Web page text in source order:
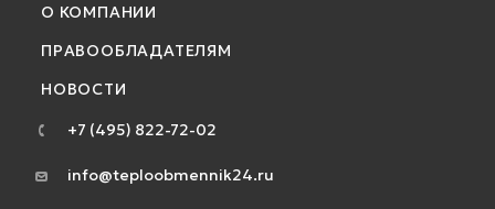
О КОМПАНИИ
ПРАВООБЛАДАТЕЛЯМ
НОВОСТИ
+7 (495) 822-72-02
info@teploobmennik24.ru